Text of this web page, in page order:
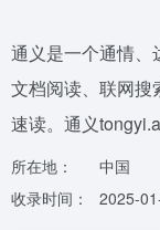
通义是一个通情、
文档阅读、联网搜
速读。通义
所在地：
中国
收录时间：
2025-